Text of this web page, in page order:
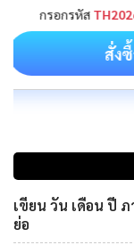
เขียน วัน เดือน ปี
ย่อ